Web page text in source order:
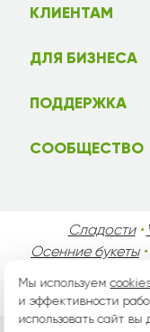
КЛИЕНТАМ
ДЛЯ БИЗНЕСА
ПОДДЕРЖКА
СООБЩЕСТВО
Сладости•
Осенние букеты•
День
Мы используем
и эффективности
использовать сайт